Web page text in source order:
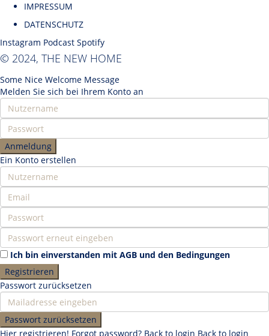
IMPRESSUM
DATENSCHUTZ
Instagram Podcast Spotify
© 2024, THE NEW HOME
Some Nice Welcome Message
Melden Sie sich bei Ihrem Konto an
Anmeldung
Ein Konto erstellen
Ich bin einverstanden mit AGB und den Bedingungen
Registrieren
Passwort zurücksetzen
Passwort zurücksetzen
Hier registrieren! Forgot password? Back to login Back to login